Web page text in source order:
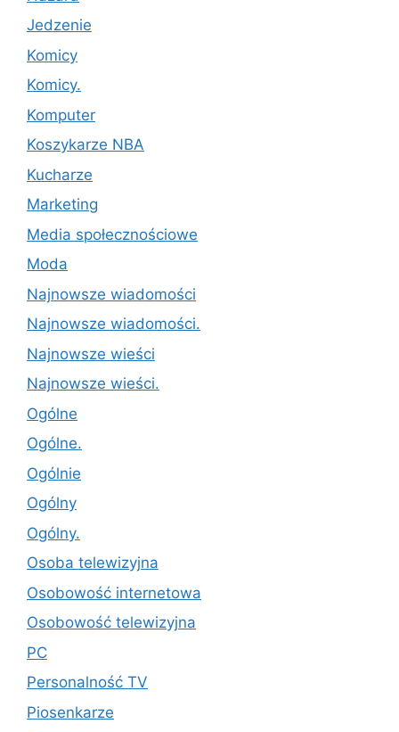
Jedzenie
Komicy
Komicy.
Komputer
Koszykarze NBA
Kucharze
Marketing
Media społecznościowe
Moda
Najnowsze wiadomości
Najnowsze wiadomości.
Najnowsze wieści
Najnowsze wieści.
Ogólne
Ogólne.
Ogólnie
Ogólny
Ogólny.
Osoba telewizyjna
Osobowość internetowa
Osobowość telewizyjna
PC
Personalność TV
Piosenkarze